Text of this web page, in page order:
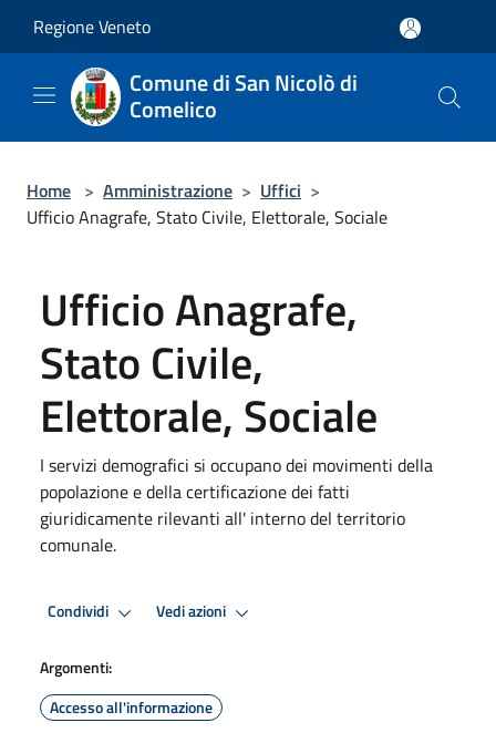
Regione Veneto
Comune di San Nicolò di
Comelico
Home > Amministrazione > Uffici >
Ufficio Anagrafe, Stato Civile, Elettorale, Sociale
Ufficio Anagrafe,
Stato Civile,
Elettorale, Sociale
I servizi demografici si occupano dei movimenti della
popolazione e della certificazione dei fatti
giuridicamente rilevanti all' interno del territorio
comunale.
Condividi Vedi azioni
Argomenti:
Accesso all'informazione